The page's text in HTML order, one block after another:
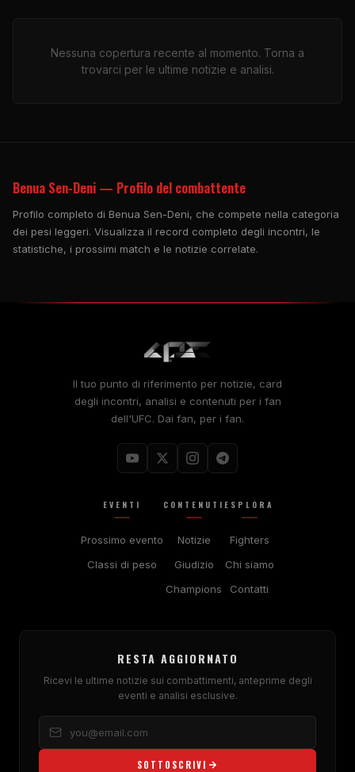
Nessuna copertura recente al momento. Torna a
trovarci per le ultime notizie e analisi.
Benua Sen-Deni — Profilo del combattente
Profilo completo di Benua Sen-Deni, che compete nella categoria
dei pesi leggeri. Visualizza il record completo degli incontri, le
statistiche, i prossimi match e le notizie correlate.
Il tuo punto di riferimento per notizie, card
degli incontri, analisi e contenuti per i fan
dell'UFC. Dai fan, per i fan.
EVENTI
Prossimo evento
Classi di peso
CONTENUTI
Notizie
Giudizio
Champions
ESPLORA
Fighters
Chi siamo
Contatti
RESTA AGGIORNATO
Ricevi le ultime notizie sui combattimenti, anteprime degli
eventi e analisi esclusive.
SOTTOSCRIVI